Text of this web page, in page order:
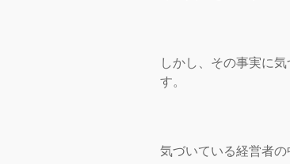
しかし、その事実に
す。
気づいている経営者